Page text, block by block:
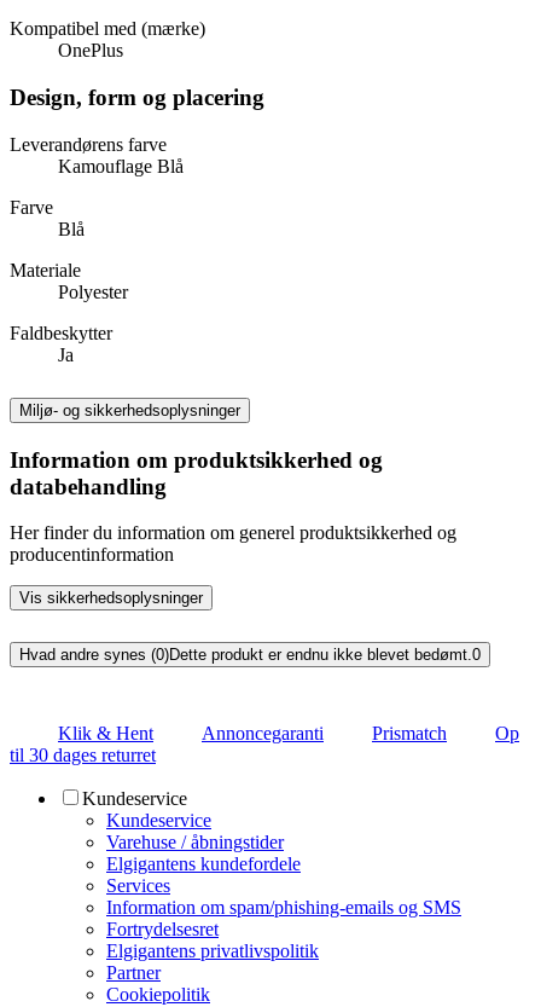
Kompatibel med (mærke)
OnePlus
Design, form og placering
Leverandørens farve
Kamouflage Blå
Farve
Blå
Materiale
Polyester
Faldbeskytter
Ja
Miljø- og sikkerhedsoplysninger
Information om produktsikkerhed og
databehandling
Her finder du information om generel produktsikkerhed og
producentinformation
Vis sikkerhedsoplysninger
Hvad andre synes (0)Dette produkt er endnu ikke blevet bedømt.0
Klik & Hent Annoncegaranti Prismatch
Op
til 30 dages returret
Kundeservice
Kundeservice
Varehuse / åbningstider
Elgigantens kundefordele
Services
Information om spam/phishing-emails og SMS
Fortrydelsesret
Elgigantens privatlivspolitik
Partner
Cookiepolitik